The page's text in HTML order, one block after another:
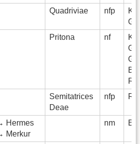
Quadriviae nfp
Pritona nf
Semitatrices
Deae
nfp
Hermes
Merkur
nm